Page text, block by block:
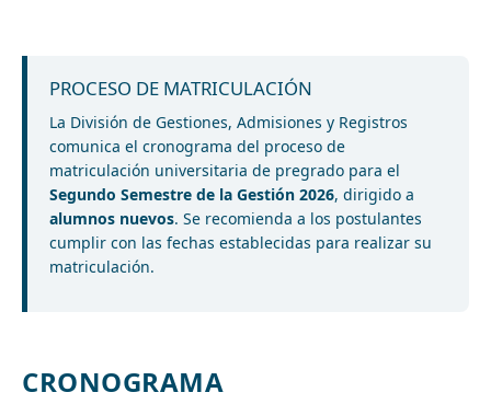
PROCESO DE MATRICULACIÓN
La División de Gestiones, Admisiones y Registros
comunica el cronograma del proceso de
matriculación universitaria de pregrado para el
Segundo Semestre de la Gestión 2026, dirigido a
alumnos nuevos. Se recomienda a los postulantes
cumplir con las fechas establecidas para realizar su
matriculación.
CRONOGRAMA